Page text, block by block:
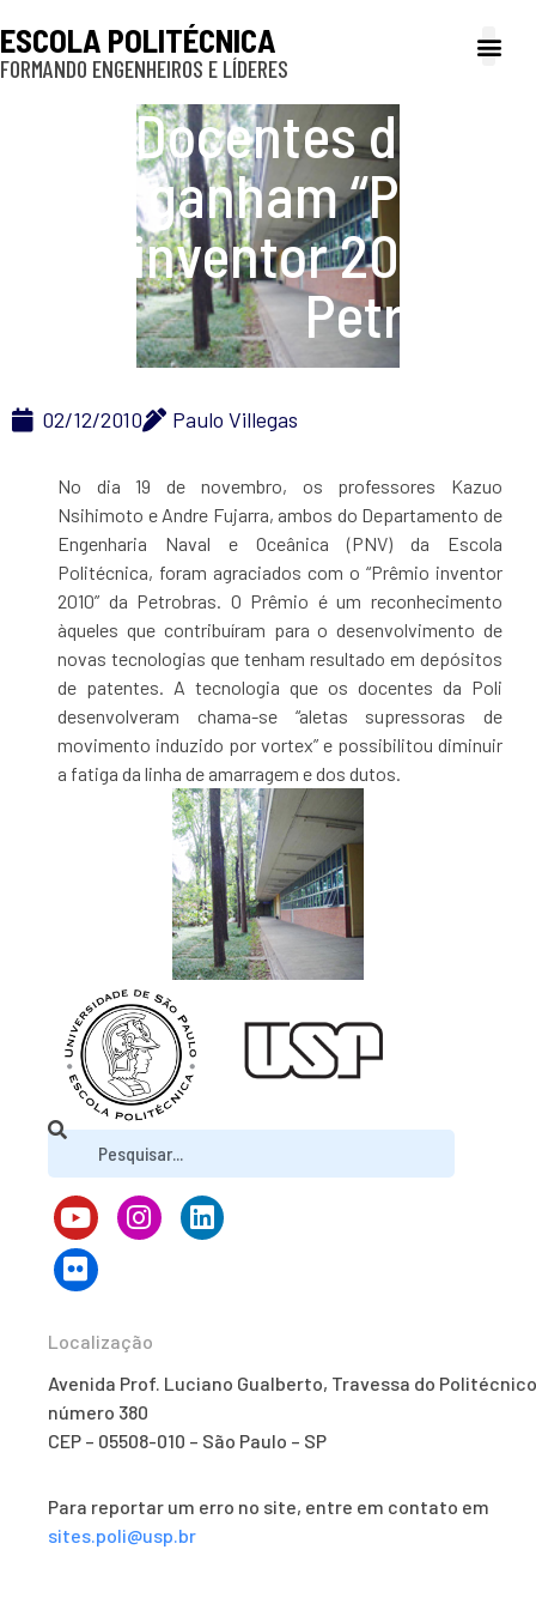
ESCOLA POLITÉCNICA
FORMANDO ENGENHEIROS E LÍDERES
Docentes do PNV
ganham “Prêmio
inventor 2010” da
Petrobras
02/12/2010 Paulo Villegas
No dia 19 de novembro, os professores Kazuo
Nsihimoto e Andre Fujarra, ambos do Departamento de
Engenharia Naval e Oceânica (PNV) da Escola
Politécnica, foram agraciados com o “Prêmio inventor
2010” da Petrobras. O Prêmio é um reconhecimento
àqueles que contribuíram para o desenvolvimento de
novas tecnologias que tenham resultado em depósitos
de patentes. A tecnologia que os docentes da Poli
desenvolveram chama-se “aletas supressoras de
movimento induzido por vortex” e possibilitou diminuir
a fatiga da linha de amarragem e dos dutos.
Localização
Avenida Prof. Luciano Gualberto, Travessa do
número 380
CEP – 05508-010 – São Paulo – SP
Para reportar um erro no site, entre em contato em
sites.poli@usp.br